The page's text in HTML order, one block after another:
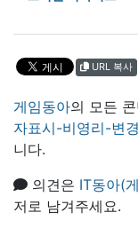
URL 복사
게임동아의 모든
자표시-비영리-변
니다.
의견은 IT동아(
저로 남겨주세요.